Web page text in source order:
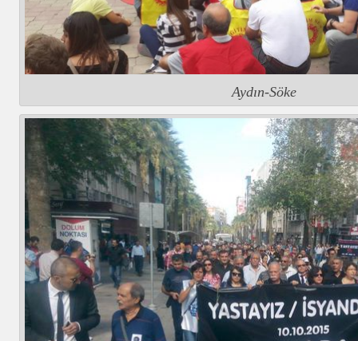
Aydın-Söke